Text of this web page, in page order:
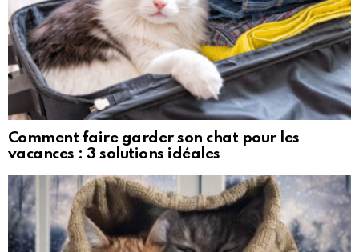
Comment faire garder son chat pour les
vacances : 3 solutions idéales